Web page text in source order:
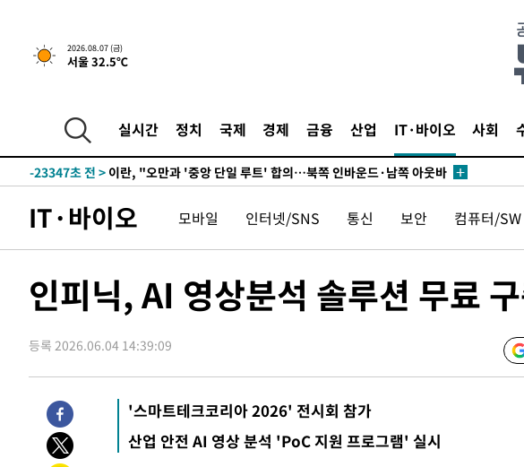
2026.08.07 (금)
서울 32.5℃
실시간 정치 국제 경제 금융 산업 IT·바이오 사회
-1740초 전 > [속보]규제합리화위원회 부위원장에 김태유 서울대 공대 교수…이병
태 후임
-31812초 전 >이강인, 폭염 속 AT마드리드 첫 훈련…80명 식사 대접까지(종합)
-28399초 전 >
-24262초 전 >
[속보]이 대통령 "부동산 공급 기존 사고방식 매달리지 말고 과감히
실천"
-23347초 전 > 이란, "오만과 '중앙 단일 루트' 합의…북쪽 인바운드·남쪽 아웃바
운드는 임시"
-14915초 전 >"낮 기온 소폭 하락"…수도권 폭염중대경보, 폭염경보로 하향
-14879초 전 > [속보]이 대통령, '호우피해' 안동·의성 관할 4개 면 특별재난지역
-11119초 전 >SK하이닉스, 용인·청주 팹에 54조 투자…"AI 메모리 수요 선제 대
응"
-7975초 전 >
여자배구 이재영·이다영 자매, 아제르바이잔 투란VC 입단
-7228초 전 >외국인 심판 성 접대 7경기 들여다보니…한국 축구 '5승 2무'
-6895초 전 >
[속보]원·달러 환율, 7.7원 내린 1416.1원 마감
-6784초 전 >
[속보] 노원서 40.1도 관측…서울, 2018년 이후 첫 40도
IT·바이오 모바일 인터넷/SNS 통신 보안 컴퓨터/SW
인피닉, AI 영상분석 솔루션 무료
등록 2026.06.04 14:39:09
'스마트테크코리아 2026' 전시회 참가
산업 안전 AI 영상 분석 'PoC 지원 프로그램' 실시